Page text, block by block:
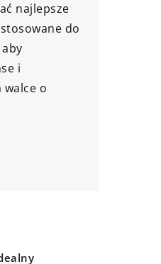
jakie kroki są
w trakcie licytacji
Poradnik wyjaśni
dokumenty i wymagania,
spełnić, by skutecznie